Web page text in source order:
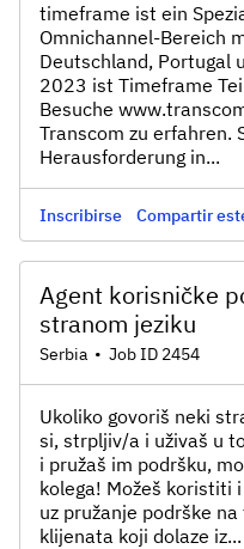
timeframe ist ein
Omnichannel-Bereich
Deutschland, Portugal
2023 ist Timeframe
Besuche
Transcom zu erfahren.
Herausforderung in...
Inscribirse Compartir
Agent korisničke
stranom jeziku
Serbia • Job ID 2454
Ukoliko govoriš neki
si, strpljiv/a i uživaš u
i pružaš im podršku,
kolega! Možeš koristiti
uz pružanje podrške
klijenata koji dolaze iz...